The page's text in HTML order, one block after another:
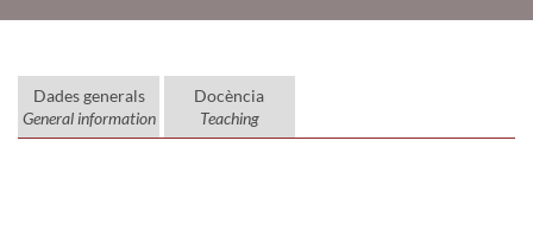
Dades generals
General information
Docència
Teaching